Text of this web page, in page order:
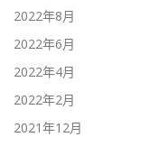
2022年8月
2022年6月
2022年4月
2022年2月
2021年12月